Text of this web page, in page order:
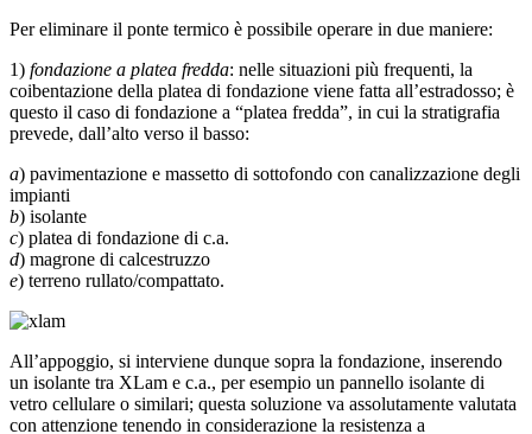
Per eliminare il ponte termico è possibile operare in due maniere:
1) fondazione a platea fredda: nelle situazioni più frequenti, la
coibentazione della platea di fondazione viene fatta all’estradosso; è
questo il caso di fondazione a “platea fredda”, in cui la stratigrafia
preve­de, dall’alto verso il basso:
a) pavimentazione e massetto di sottofondo con canalizzazione degli
impianti
b) isolante
c) platea di fondazione di c.a.
d) magrone di calcestruzzo
e) terreno rullato/compattato.
All’appoggio, si interviene dunque sopra la fondazione, inserendo
un isolante tra XLam e c.a., per esempio un pannello isolante di
vetro cellulare o similari; questa soluzione va assolutamente valu­tata
con attenzione tenendo in considerazione la resistenza a